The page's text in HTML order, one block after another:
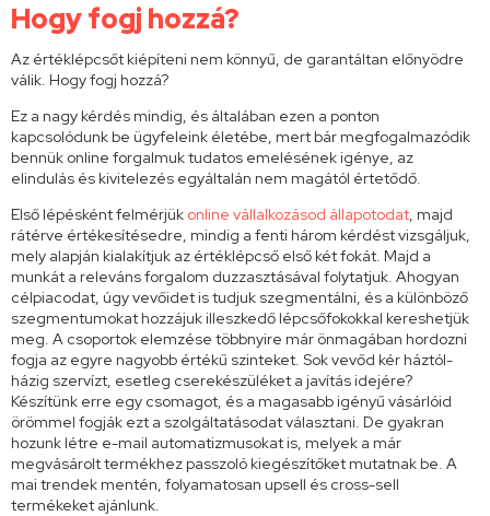
Hogy fogj hozzá?
Az értéklépcsőt kiépíteni nem könnyű, de garantáltan előnyödre
válik. Hogy fogj hozzá?
Ez a nagy kérdés mindig, és általában ezen a ponton
kapcsolódunk be ügyfeleink életébe, mert bár megfogalmazódik
bennük online forgalmuk tudatos emelésének igénye, az
elindulás és kivitelezés egyáltalán nem magától értetődő.
Első lépésként felmérjük online vállalkozásod állapotodat, majd
rátérve értékesítésedre, mindig a fenti három kérdést vizsgáljuk,
mely alapján kialakítjuk az értéklépcső első két fokát. Majd a
munkát a releváns forgalom duzzasztásával folytatjuk. Ahogyan
célpiacodat, úgy vevőidet is tudjuk szegmentálni, és a különböző
szegmentumokat hozzájuk illeszkedő lépcsőfokokkal kereshetjük
meg. A csoportok elemzése többnyire már önmagában hordozni
fogja az egyre nagyobb értékű szinteket. Sok vevőd kér háztól-
házig szervízt, esetleg cserekészüléket a javítás idejére?
Készítünk erre egy csomagot, és a magasabb igényű vásárlóid
örömmel fogják ezt a szolgáltatásodat választani. De gyakran
hozunk létre e-mail automatizmusokat is, melyek a már
megvásárolt termékhez passzoló kiegészítőket mutatnak be. A
mai trendek mentén, folyamatosan upsell és cross-sell
termékeket ajánlunk.